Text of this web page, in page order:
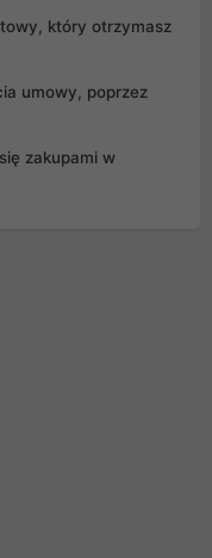
który otrzymasz
umowy, poprzez
zakupami w